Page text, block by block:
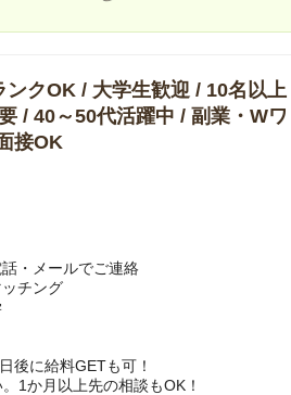
クOK / 大学生歓迎 / 10名以上
/ 40～50代活躍中 / 副業・Wワ
接OK
・メールでご連絡
チング
後に給料GETも可！
1か月以上先の相談もOK！